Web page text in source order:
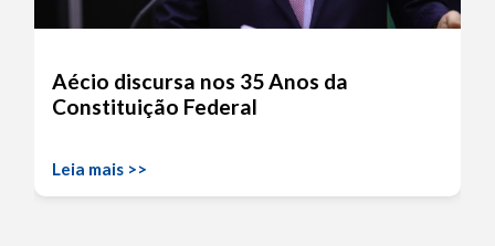
Aécio discursa nos 35 Anos da
Constituição Federal
Leia mais >>